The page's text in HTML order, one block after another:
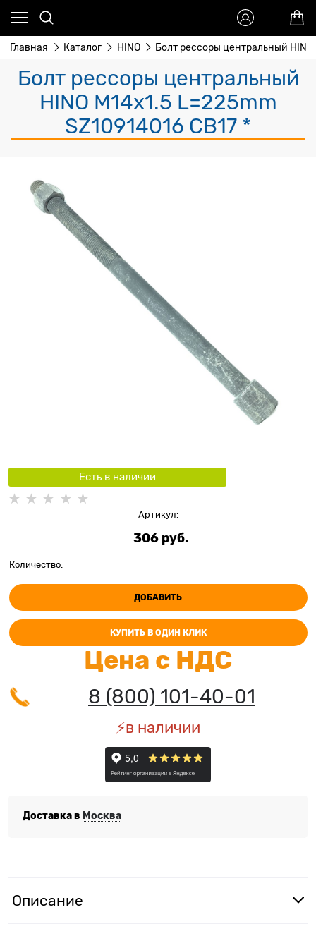
Главная Каталог HINO Болт рессоры центральный HINO
Болт рессоры центральный
HINO M14x1.5 L=225mm
SZ10914016 CB17 *
Есть в наличии
Артикул:
306 руб.
Количество:
ДОБАВИТЬ
КУПИТЬ В ОДИН КЛИК
Цена с НДС
8 (800) 101-40-01
⚡️в наличии
Доставка в Москва
Описание